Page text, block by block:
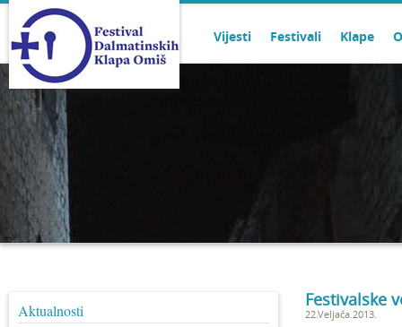
Vijesti Festivali Klape
Aktualnosti
Festivalske
22.Veljača.2013.